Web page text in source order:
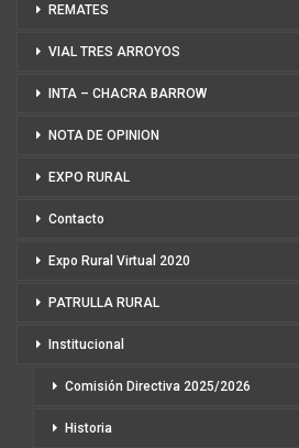
REMATES
VIAL TRES ARROYOS
INTA – CHACRA BARROW
NOTA DE OPINION
EXPO RURAL
Contacto
Expo Rural Virtual 2020
PATRULLA RURAL
Institucional
Comisión Directiva 2025/2026
Historia